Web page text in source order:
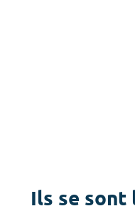
Ils se sont